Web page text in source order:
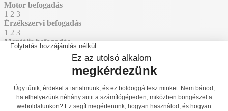
Motor befogadás
1 2 3
Érzékszervi befogadás
1 2 3
Mentális befogadás
2 3
Játszóterek Grafic Games a személyre szabott
Amazone kivitelben J3961-GA®
Vissza a listához
J450-GA